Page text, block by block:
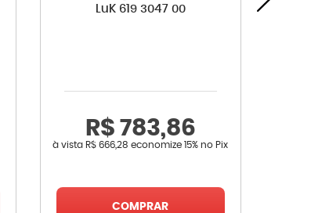
LuK 619 3047 00
R$ 783,86
à vista R$ 666,28 economize15% no Pix
COMPRAR